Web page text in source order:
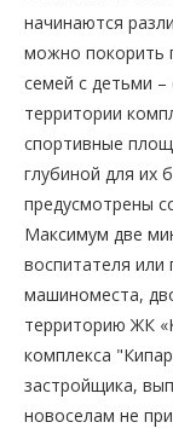
начинаются
можно покорить
семей с детьми –
территории
спортивные
глубиной для их
предусмотрены
Максимум две
воспитателя
машиноместа,
территорию ЖК
комплекса
застройщика,
новоселам не